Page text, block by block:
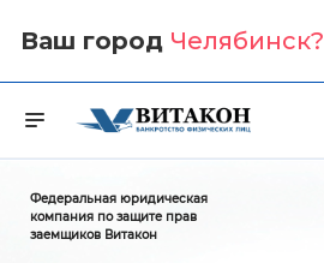
Ваш город Челябинск?
Федеральная юридическая
компания по защите прав
заемщиков Витакон